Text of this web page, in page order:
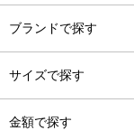
ブランドで探す
サイズで探す
金額で探す